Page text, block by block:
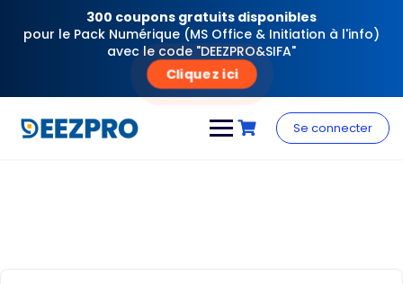
300 coupons gratuits disponibles
pour le Pack Numérique (MS Office & Initiation à l'info)
avec le code "DEEZPRO&SIFA"
Cliquez ici
content
Se connecter